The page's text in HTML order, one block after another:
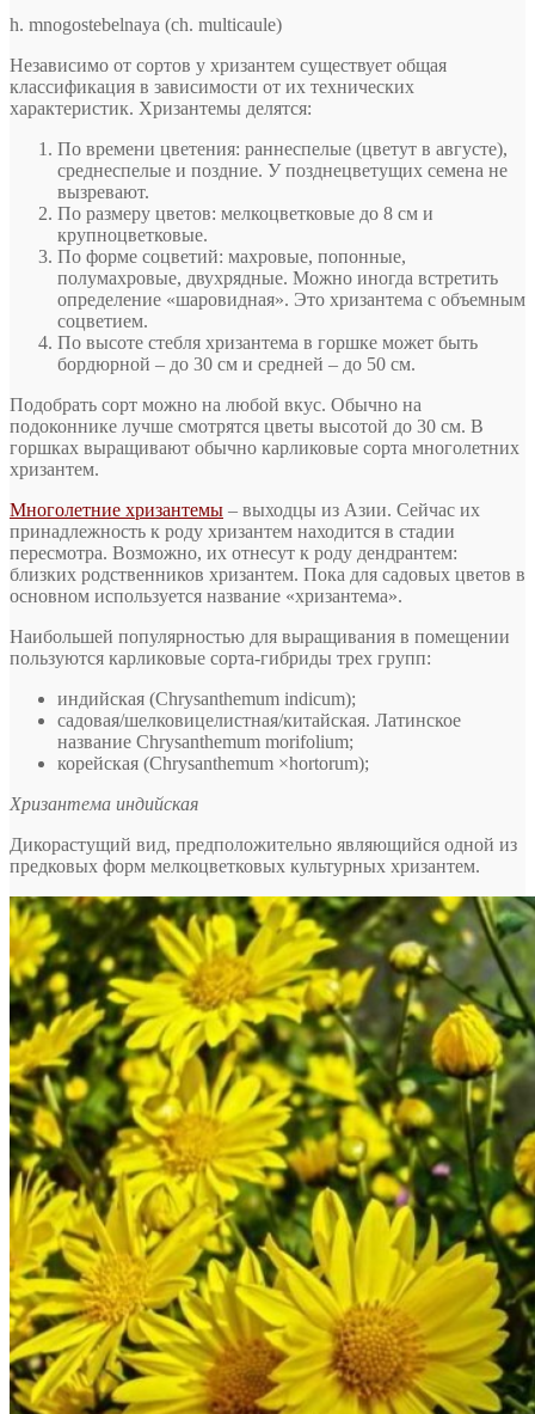
h. mnogostebelnaya (ch. multicaule)
Независимо от сортов у хризантем существует общая
классификация в зависимости от их технических
характеристик. Хризантемы делятся:
По времени цветения: раннеспелые (цветут в августе),
среднеспелые и поздние. У позднецветущих семена не
вызревают.
По размеру цветов: мелкоцветковые до 8 см и
крупноцветковые.
По форме соцветий: махровые, попонные,
полумахровые, двухрядные. Можно иногда встретить
определение «шаровидная». Это хризантема с объемным
соцветием.
По высоте стебля хризантема в горшке может быть
бордюрной – до 30 см и средней – до 50 см.
Подобрать сорт можно на любой вкус. Обычно на
подоконнике лучше смотрятся цветы высотой до 30 см. В
горшках выращивают обычно карликовые сорта многолетних
хризантем.
Многолетние хризантемы – выходцы из Азии. Сейчас их
принадлежность к роду хризантем находится в стадии
пересмотра. Возможно, их отнесут к роду дендрантем:
близких родственников хризантем. Пока для садовых цветов в
основном используется название «хризантема».
Наибольшей популярностью для выращивания в помещении
пользуются карликовые сорта-гибриды трех групп:
индийская (Chrysanthemum indicum);
садовая/шелковицелистная/китайская. Латинское
название Chrysanthemum morifolium;
корейская (Chrysanthemum ×hortorum);
Хризантема индийская
Дикорастущий вид, предположительно являющийся одной из
предковых форм мелкоцветковых культурных хризантем.